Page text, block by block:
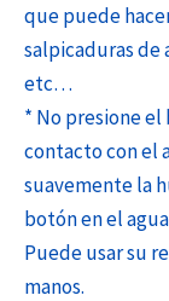
que puede
salpicaduras de
etc…
* No presione
contacto con el
suavemente la
botón en el
Puede usar su
manos.